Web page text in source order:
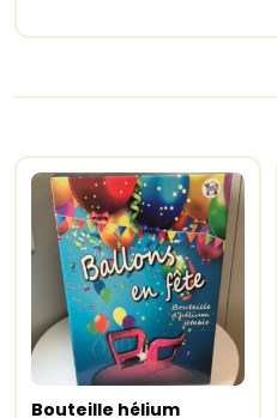
Bouteille hélium